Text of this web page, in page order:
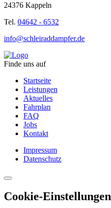
24376 Kappeln
Tel. 04642 - 6532
info@schleiraddampfer.de
Finde uns auf
Startseite
Leistungen
Aktuelles
Fahrplan
FAQ
Jobs
Kontakt
Impressum
Datenschutz
Cookie-Einstellungen